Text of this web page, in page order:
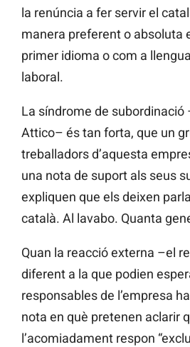
la renúncia a fer servir el
manera preferent o absoluta
primer idioma o com a
laboral.
La síndrome de subordinació
Attico– és tan forta, que un
treballadors d’aquesta
una nota de suport als seus
expliquen que els deixen
català. Al lavabo. Quanta
Quan la reacció externa –el
diferent a la que podien
responsables de l’empresa
nota en què pretenen aclarir
l’acomiadament respon